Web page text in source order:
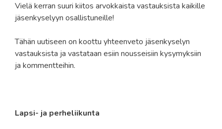
Vielä kerran suuri kiitos arvokkaista vastauksista kaikille
jäsenkyselyyn osallistuneille!
Tähän uutiseen on koottu yhteenveto jäsenkyselyn
vastauksista ja vastataan esiin nousseisiin kysymyksiin
ja kommentteihin.
Lapsi- ja perheliikunta